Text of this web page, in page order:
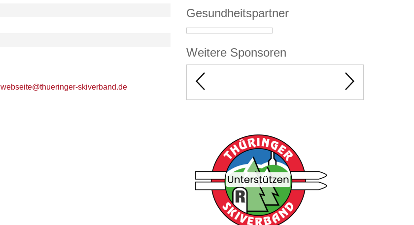
webseite@thueringer-skiverband.de
Gesundheitspartner
Weitere Sponsoren